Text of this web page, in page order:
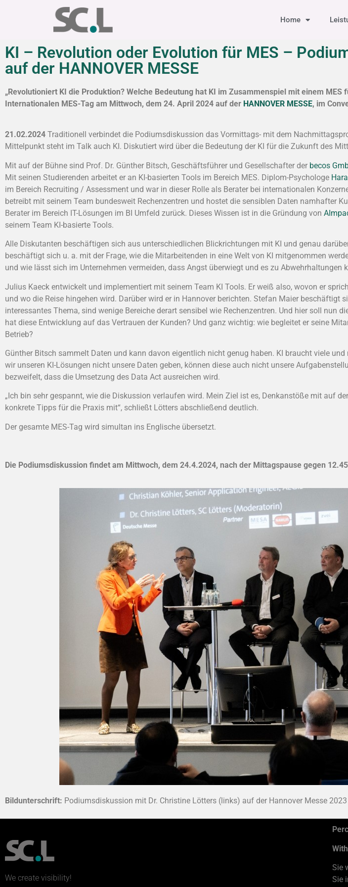
Home
KI – Revolution oder Evolution für MES –
auf der HANNOVER MESSE
„Revolutioniert KI die Produktion? Welche Bedeutung hat KI im Zusammenspiel mit einem
Internationalen MES-Tag am Mittwoch, dem 24. April 2024 auf der HANNOVER MESSE, im
21.02.2024 Traditionell verbindet die Podiumsdiskussion das Vormittags- mit dem
Mittelpunkt steht im Talk auch KI. Diskutiert wird über die Bedeutung der KI für die Zukunft des
Mit auf der Bühne sind Prof. Dr. Günther Bitsch, Geschäftsführer und Gesellschafter der becos
Mit seinen Studierenden arbeitet er an KI-basierten Tools im Bereich MES. Diplom-Psychologe
im Bereich Recruiting / Assessment und war in dieser Rolle als Berater bei internationalen
betreibt mit seinem Team bundesweit Rechenzentren und hostet die sensiblen Daten namhafter
Berater im Bereich IT-Lösungen im BI Umfeld zurück. Dieses Wissen ist in die Gründung von
seinem Team KI-basierte Tools.
Alle Diskutanten beschäftigen sich aus unterschiedlichen Blickrichtungen mit KI und genau
beschäftigt sich u. a. mit der Frage, wie die Mitarbeitenden in eine Welt von KI mitgenommen
und wie lässt sich im Unternehmen vermeiden, dass Angst überwiegt und es zu Abwehrhaltungen
Julius Kaeck entwickelt und implementiert mit seinem Team KI Tools. Er weiß also, wovon er
und wo die Reise hingehen wird. Darüber wird er in Hannover berichten. Stefan Maier beschäftigt
interessantes Thema, sind wenige Bereiche derart sensibel wie Rechenzentren. Und hier soll nun
hat diese Entwicklung auf das Vertrauen der Kunden? Und ganz wichtig: wie begleitet er seine
Betrieb?
Günther Bitsch sammelt Daten und kann davon eigentlich nicht genug haben. KI braucht viele
wir unseren KI-Lösungen nicht unsere Daten geben, können diese auch nicht unsere
bezweifelt, dass die Umsetzung des Data Act ausreichen wird.
„Ich bin sehr gespannt, wie die Diskussion verlaufen wird. Mein Ziel ist es, Denkanstöße mit auf
konkrete Tipps für die Praxis mit“, schließt Lötters abschließend deutlich.
Der gesamte MES-Tag wird simultan ins Englische übersetzt.
Die Podiumsdiskussion findet am Mittwoch, dem 24.4.2024, nach der Mittagspause gegen
Bildunterschrift: Podiumsdiskussion mit Dr. Christine Lötters (links) auf der Hannover Messe
We create visibility!
Sie
Sie